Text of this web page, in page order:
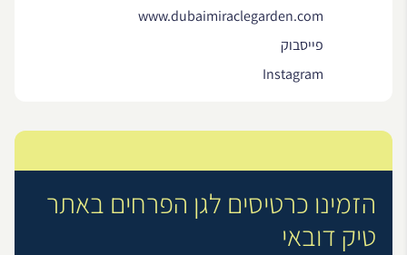
www.dubaimiraclegarden.com
פייסבוק
Instagram
הזמינו כרטיסים לגן הפרחים באתר
טיק דובאי